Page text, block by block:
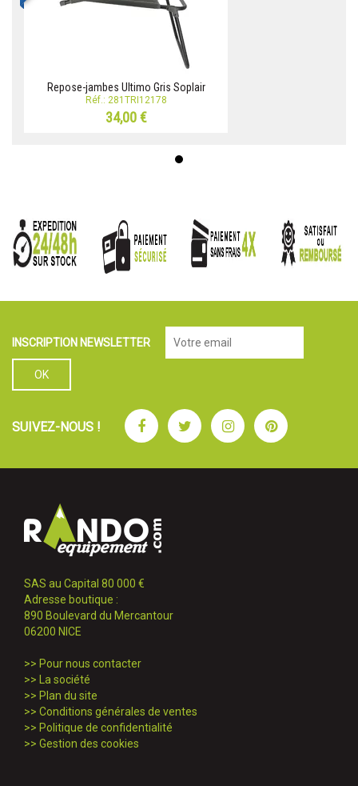
Repose-jambes Ultimo Gris Soplair
Réf.: 281TRI12178
34,00 €
INSCRIPTION NEWSLETTER
SUIVEZ-NOUS ! FacebookTwitterInstagramPinterest
SAS au Capital 80 000 €
Adresse boutique :
890 Boulevard du Mercantour
06200 NICE
>> Pour nous contacter
>>
La société
>> Plan du site
>> Conditions générales de ventes
>> Politique de confidentialité
>> Gestion des cookies